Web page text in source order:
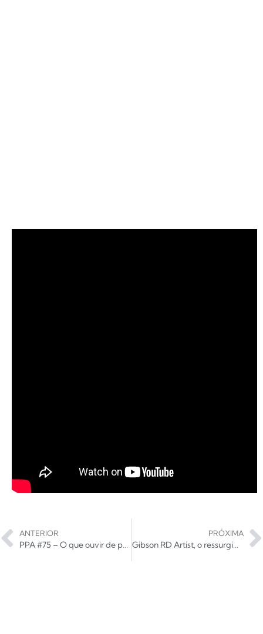
ANTERIOR
PPA #75 – O que ouvir de pop punk em 2018?
PRÓXIMA
Gibson RD Artist, o ressurgimento da linha é a nova aposta da marca em 2018